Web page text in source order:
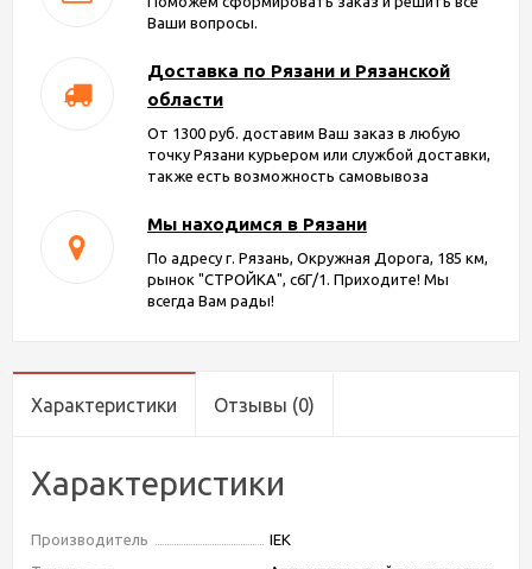
Ваши вопросы.
Доставка по Рязани и Рязанской
области
От 1300 руб. доставим Ваш заказ в любую
точку Рязани курьером или службой доставки,
также есть возможность самовывоза
Мы находимся в Рязани
По адресу г. Рязань, Окружная Дорога, 185 км,
рынок "СТРОЙКА", с6Г/1. Приходите! Мы
всегда Вам рады!
Характеристики Отзывы (0)
Характеристики
Производитель
IEK